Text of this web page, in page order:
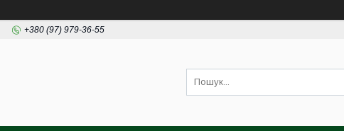
+380 (97) 979-36-55